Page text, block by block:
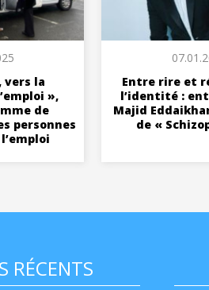
vers la
»,
de
personnes
Entre rire et
l’identité :
Majid
de «
RÉCENTS